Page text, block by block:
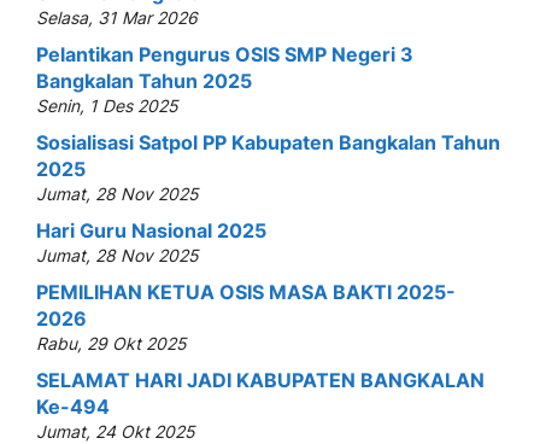
Selasa, 31 Mar 2026
Pelantikan Pengurus OSIS SMP Negeri 3
Bangkalan Tahun 2025
Senin, 1 Des 2025
Sosialisasi Satpol PP Kabupaten Bangkalan Tahun
2025
Jumat, 28 Nov 2025
Hari Guru Nasional 2025
Jumat, 28 Nov 2025
PEMILIHAN KETUA OSIS MASA BAKTI 2025-
2026
Rabu, 29 Okt 2025
SELAMAT HARI JADI KABUPATEN BANGKALAN
Ke-494
Jumat, 24 Okt 2025